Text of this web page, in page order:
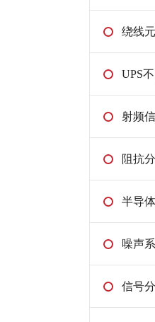
绕线
UPS
射频
阻抗
半导
噪声
信号